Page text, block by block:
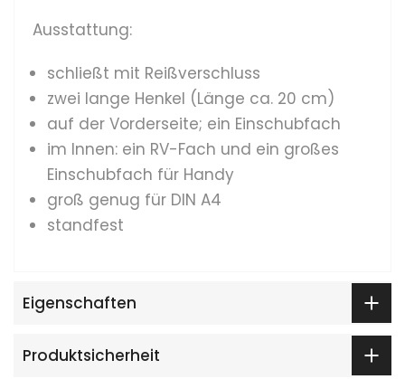
Ausstattung:
schließt mit Reißverschluss
zwei lange Henkel (Länge ca. 20 cm)
auf der Vorderseite; ein Einschubfach
im Innen: ein RV-Fach und ein großes
Einschubfach für Handy
groß genug für DIN A4
standfest
Eigenschaften
Produktsicherheit